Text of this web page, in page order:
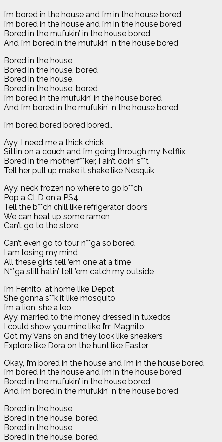
I’m bored in the house and I’m in the house bored
I’m bored in the house and I’m in the house bored
Bored in the mufukin’ in the house bored
And I’m bored in the mufukin’ in the house bored
Bored in the house
Bored in the house, bored
Bored in the house,
Bored in the house, bored
I’m bored in the mufukin’ in the house bored
And I’m bored in the mufukin’ in the house bored
I’m bored bored bored bored…
Ayy, I need me a thick chick
Sittin on a couch and I’m going through my Netflix
Bored in the motherf**ker, I ain’t doin’ s**t
Tell her pull up make it shake like Nesquik
Ayy, neck frozen no where to go b**ch
Pop a CLD on a PS4
Tell the b**ch chill like refrigerator doors
We can heat up some ramen
Can’t go to the store
Can’t eνen go to tour n**ga so bored
I am losing my mind
All these girls tell ’em one at a time
N**ga still hatin’ tell ’em catch my outside
I’m Fernito, at home like Depot
She gonna s**k it like mosquito
I’m a lion, she a leo
Ayy, married to the money dressed in tuxedos
I could show you mine like I’m Magnito
Got my Vans on and they look like sneakers
Explore like Dora on the hunt like Easter
Okay, I’m bored in the house and I’m in the house bored
I’m bored in the house and I’m in the house bored
Bored in the mufukin’ in the house bored
And I’m bored in the mufukin’ in the house bored
Bored in the house
Bored in the house, bored
Bored in the house
Bored in the house, bored